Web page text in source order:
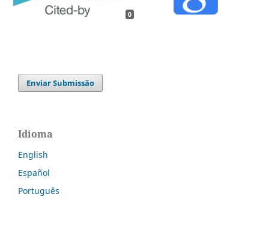
0
Enviar Submissão
Idioma
English
Español
Português